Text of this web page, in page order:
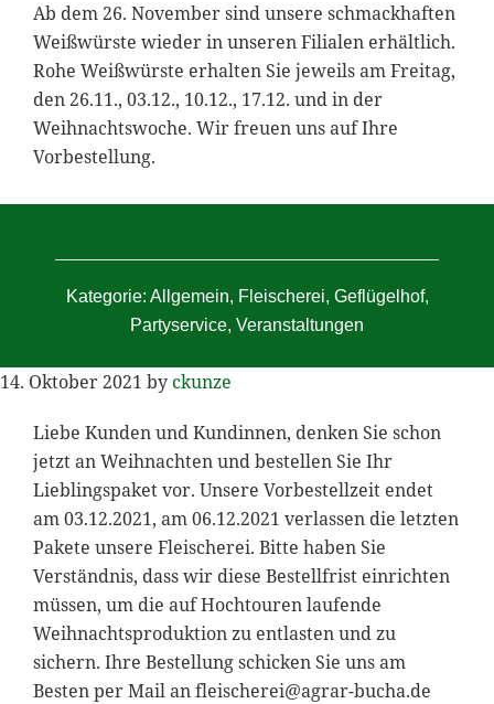
Ab dem 26. November sind unsere schmackhaften
Weißwürste wieder in unseren Filialen erhältlich.
Rohe Weißwürste erhalten Sie jeweils am Freitag,
den 26.11., 03.12., 10.12., 17.12. und in der
Weihnachtswoche. Wir freuen uns auf Ihre
Vorbestellung.
Kategorie: Allgemein, Fleischerei, Geflügelhof,
Partyservice, Veranstaltungen
14. Oktober 2021 byckunze
Liebe Kunden und Kundinnen, denken Sie schon
jetzt an Weihnachten und bestellen Sie Ihr
Lieblingspaket vor. Unsere Vorbestellzeit endet
am 03.12.2021, am 06.12.2021 verlassen die letzten
Pakete unsere Fleischerei. Bitte haben Sie
Verständnis, dass wir diese Bestellfrist einrichten
müssen, um die auf Hochtouren laufende
Weihnachtsproduktion zu entlasten und zu
sichern. Ihre Bestellung schicken Sie uns am
Besten per Mail anfleischerei@agrar-bucha.de